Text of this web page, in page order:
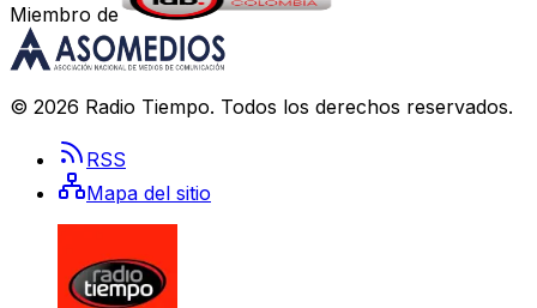
Miembro de
© 2026 Radio Tiempo. Todos los derechos reservados.
RSS
Mapa del sitio